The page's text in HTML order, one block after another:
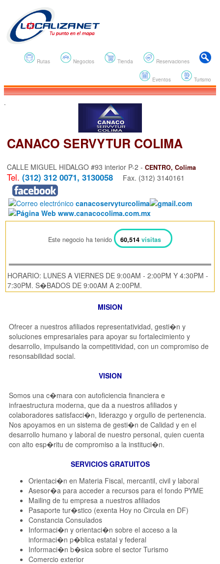
Reservaciones
Tienda
Negocios
Rutas
Turismo
Eventos
.
CANACO SERVYTUR COLIMA
CALLE MIGUEL HIDALGO #93 interior P-2 - CENTRO, Colima
Tel. (312) 312 0071, 3130058 Fax. (312) 3140161
canacoservyturcolima
gmail.com
www.canacocolima.com.mx
Este negocio ha tenido 60,514visitas
HORARIO: LUNES A VIERNES DE 9:00AM - 2:00PM Y 4:30PM -
7:30PM. S�BADOS DE 9:00AM A 2:00PM.
MISION
Ofrecer a nuestros afiliados representatividad, gesti�n y
soluciones empresariales para apoyar su fortalecimiento y
desarrollo, impulsando la competitividad, con un compromiso de
resonsabilidad social.
VISION
Somos una c�mara con autoficiencia financiera e
infraestructura moderna, que da a nuestros afiliados y
colaboradores satisfacci�n, liderazgo y orgullo de pertenencia.
Nos apoyamos en un sistema de gesti�n de Calidad y en el
desarrollo humano y laboral de nuestro personal, quien cuenta
con alto esp�ritu de compromiso a la instituci�n.
SERVICIOS GRATUITOS
Orientaci�n en Materia Fiscal, mercantil, civil y laboral
Asesor�a para acceder a recursos para el fondo PYME
Mailing de tu empresa a nuestros afiliados
Pasaporte tur�stico (exenta Hoy no Circula en DF)
Constancia Consulados
Informaci�n y orientaci�n sobre el acceso a la
informaci�n p�blica estatal y federal
Informaci�n b�sica sobre el sector Turismo
Comercio exterior